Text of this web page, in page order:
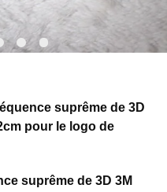
suprême de 3D
pour le logo de
suprême de 3D 3M